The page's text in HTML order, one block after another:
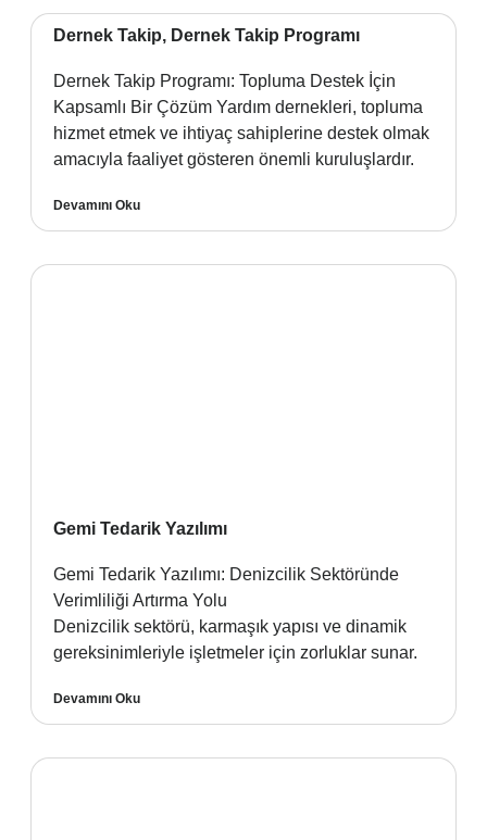
Dernek Takip, Dernek Takip Programı
Dernek Takip Programı: Topluma Destek İçin
Kapsamlı Bir Çözüm Yardım dernekleri, topluma
hizmet etmek ve ihtiyaç sahiplerine destek olmak
amacıyla faaliyet gösteren önemli kuruluşlardır.
Devamını Oku
Gemi Tedarik Yazılımı
Gemi Tedarik Yazılımı: Denizcilik Sektöründe
Verimliliği Artırma Yolu
Denizcilik sektörü, karmaşık yapısı ve dinamik
gereksinimleriyle işletmeler için zorluklar sunar.
Devamını Oku